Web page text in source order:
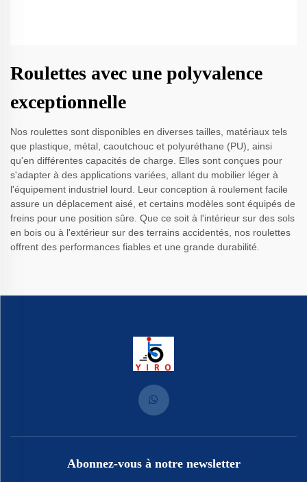
Roulettes avec une polyvalence
exceptionnelle
Nos roulettes sont disponibles en diverses tailles, matériaux tels
que plastique, métal, caoutchouc et polyuréthane (PU), ainsi
qu'en différentes capacités de charge. Elles sont conçues pour
s'adapter à des applications variées, allant du mobilier léger à
l'équipement industriel lourd. Leur conception à roulement facile
assure un déplacement aisé, et certains modèles sont équipés de
freins pour une position sûre. Que ce soit à l'intérieur sur des sols
en bois ou à l'extérieur sur des terrains accidentés, nos roulettes
offrent des performances fiables et une grande durabilité.
Abonnez-vous à notre newsletter